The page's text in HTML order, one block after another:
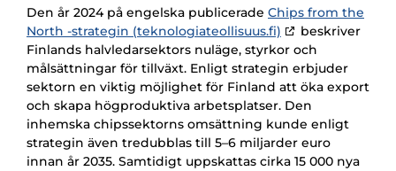
Den år 2024 på engelska publicerade Chips from the
North -strategin (teknologiateollisuus.fi)
beskriver
Finlands halvledarsektors nuläge, styrkor och
målsättningar för tillväxt. Enligt strategin erbjuder
sektorn en viktig möjlighet för Finland att öka export
och skapa högproduktiva arbetsplatser. Den
inhemska chipssektorns omsättning kunde enligt
strategin även tredubblas till 5–6 miljarder euro
innan år 2035. Samtidigt uppskattas cirka 15 000 nya